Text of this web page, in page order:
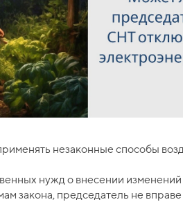
незаконные способы
нужд о внесении изменений
закона, председатель не